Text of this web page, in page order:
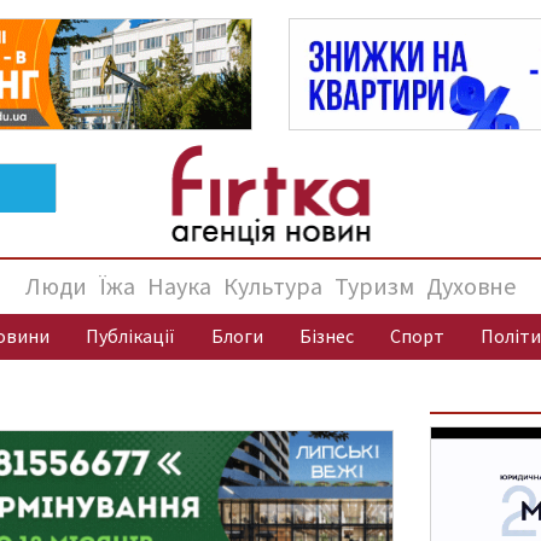
Люди Їжа Наука Культура Туризм Духовне
Публікації Блоги Бізнес Спорт